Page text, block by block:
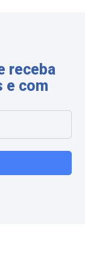
receba
e com